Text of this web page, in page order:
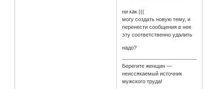
ни как (((
могу создать новую тему, и
перенести сообщения в нее
эту соответственно удалить
надо?
Берегите женщин —
неиссякаемый источник
мужского труда!